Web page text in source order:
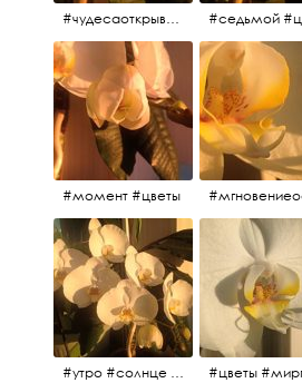
#чудесаоткрываются #красота #чудоприроды #нежность #цветы #прекрасное
#момент #цветы
#утро #солнце #белыеночи2017 #санктпетербург #цветы #седьмойпошёл